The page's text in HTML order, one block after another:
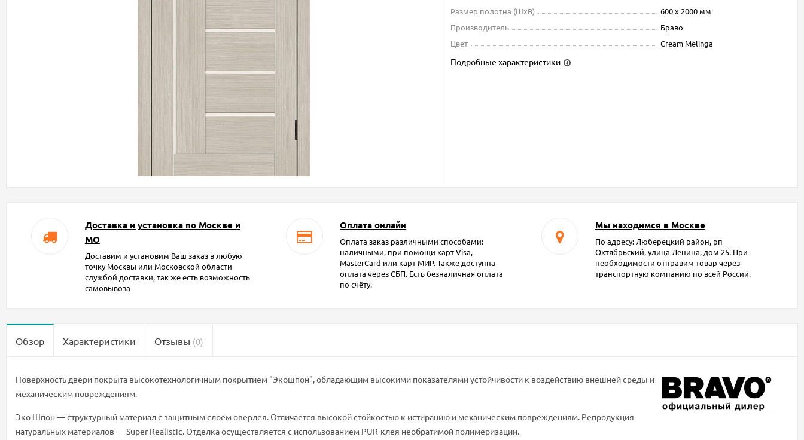
Размер полотна (ШxВ)
600 х 2000 мм
Производитель
Браво
Цвет
Cream Melinga
Подробные характеристики
Доставка и установка по Москве и
МО
Доставим и установим Ваш заказ в любую
точку Москвы или Московской области
службой доставки, так же есть возможность
самовывоза
Оплата онлайн
Оплата заказ различными способами:
наличными, при помощи карт Visa,
MasterCard или карт МИР. Также доступна
оплата через СБП. Есть безналичная оплата
по счёту.
Мы находимся в Москве
По адресу: Люберецкий район, рп
Октябрьский, улица Ленина, дом 25. При
необходимости отправим товар через
транспортную компанию по всей России.
Обзор Характеристики Отзывы (0)
Поверхность двери покрыта высокотехнологичным покрытием "Экошпон", обладающим высокими показателями устойчивости к воздействию внешней среды и
механическим повреждениям.
Эко Шпон — структурный материал с защитным слоем оверлея. Отличается высокой стойкостью к истиранию и механическим повреждениям. Репродукция
натуральных материалов — Super Realistic. Отделка осуществляется с использованием PUR-клея необратимой полимеризации.